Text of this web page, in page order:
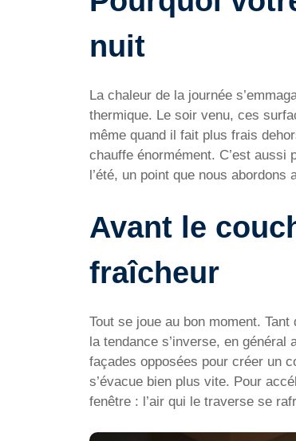
nuit
La chaleur de la journée
thermique. Le soir venu, ces
même quand il fait plus frais
chauffe énormément. C’est
l’été, un point que nous abordons
Avant le
fraîcheur
Tout se joue au bon moment.
la tendance s’inverse, en
façades opposées pour créer un
s’évacue bien plus vite. Pour
fenêtre : l’air qui le traverse se